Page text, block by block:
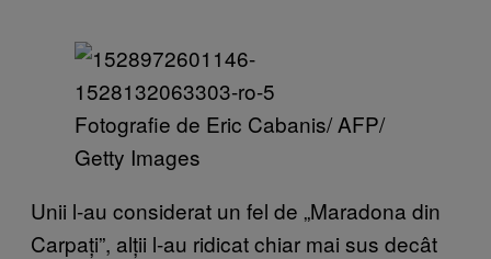
Fotografie de Eric Cabanis/ AFP/
Getty Images
Unii l-au considerat un fel de „Maradona din
Carpați”, alții l-au ridicat chiar mai sus decât